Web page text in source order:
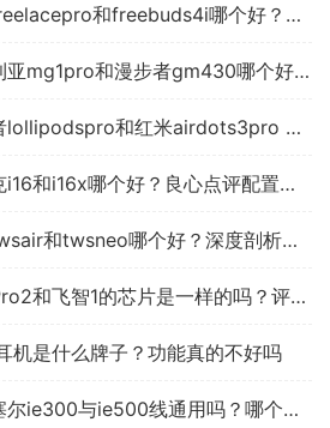
【不看后悔】华为freelacepro和freebuds4i哪个好？图文爆料分析
用后体验分享西伯利亚mg1pro和漫步者gm430哪个好？谁是性价比之王
人气博主评价漫步者lollipodspro和红米airdots3pro 哪款好用？深度剖析功能区别
人气博主爆料英菲克i16和i16x哪个好？良心点评配置区别
「买前告知」vivotwsair和twsneo哪个好？深度剖析功能区别
达人解密南卡Lite Pro2和飞智1的芯片是一样的吗？评测分析哪款更好
机是什么牌子？功能真的不好吗
【独家爆料】森海塞尔ie300与ie500线通用吗？哪个性价比高、质量更好